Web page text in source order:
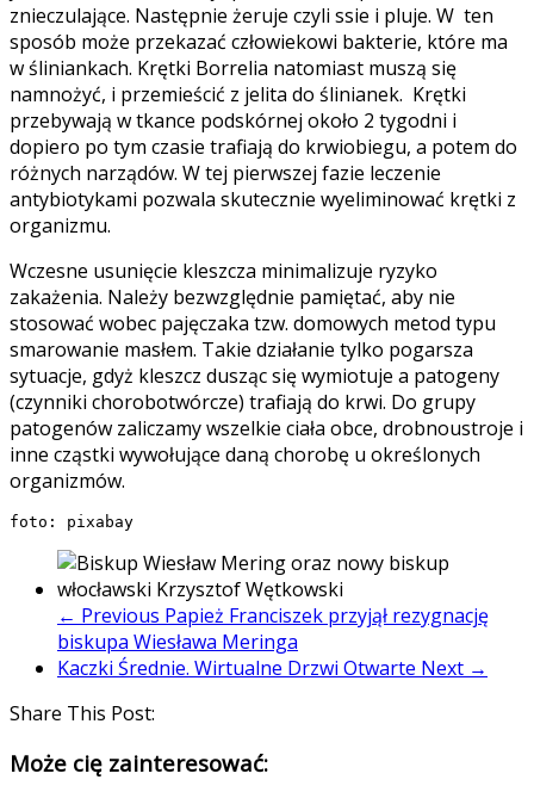
znieczulające. Następnie żeruje czyli ssie i pluje. W ten
sposób może przekazać człowiekowi bakterie, które ma
w śliniankach. Krętki Borrelia natomiast muszą się
namnożyć, i przemieścić z jelita do ślinianek. Krętki
przebywają w tkance podskórnej około 2 tygodni i
dopiero po tym czasie trafiają do krwiobiegu, a potem do
różnych narządów. W tej pierwszej fazie leczenie
antybiotykami pozwala skutecznie wyeliminować krętki z
organizmu.
Wczesne usunięcie kleszcza minimalizuje ryzyko
zakażenia. Należy bezwzględnie pamiętać, aby nie
stosować wobec pajęczaka tzw. domowych metod typu
smarowanie masłem. Takie działanie tylko pogarsza
sytuacje, gdyż kleszcz dusząc się wymiotuje a patogeny
(czynniki chorobotwórcze) trafiają do krwi. Do grupy
patogenów zaliczamy wszelkie ciała obce, drobnoustroje i
inne cząstki wywołujące daną chorobę u określonych
organizmów.
foto: pixabay
← Previous Papież Franciszek przyjął rezygnację
biskupa Wiesława Meringa
Kaczki Średnie. Wirtualne Drzwi Otwarte Next →
Share This Post:
Może cię zainteresować: